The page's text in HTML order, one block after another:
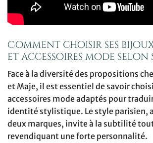
Comment choisir ses
et accessoires mode
Face à la diversité des propositions
et Maje, il est essentiel de savoir
accessoires mode adaptés pour
identité stylistique. Le style parisien,
deux marques, invite à la subtilité
revendiquant une forte personnalité.